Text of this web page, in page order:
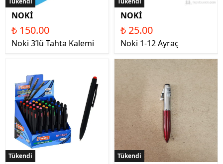
NOKİ
₺ 150.00
Noki 3’lü Tahta Kalemi
NOKİ
₺ 25.00
Noki 1-12 Ayraç
Tükendi Tükendi